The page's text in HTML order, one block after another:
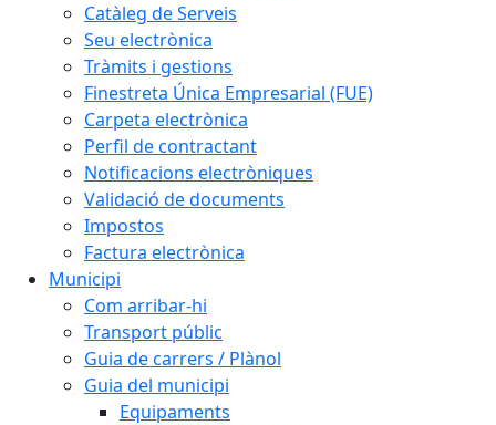
Catàleg de Serveis
Seu electrònica
Tràmits i gestions
Finestreta Única Empresarial (FUE)
Carpeta electrònica
Perfil de contractant
Notificacions electròniques
Validació de documents
Impostos
Factura electrònica
Municipi
Com arribar-hi
Transport públic
Guia de carrers / Plànol
Guia del municipi
Equipaments